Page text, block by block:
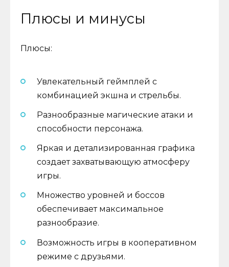
Плюсы и минусы
Плюсы:
Увлекательный геймплей с
комбинацией экшна и стрельбы.
Разнообразные магические атаки и
способности персонажа.
Яркая и детализированная графика
создает захватывающую атмосферу
игры.
Множество уровней и боссов
обеспечивает максимальное
разнообразие.
Возможность игры в кооперативном
режиме с друзьями.